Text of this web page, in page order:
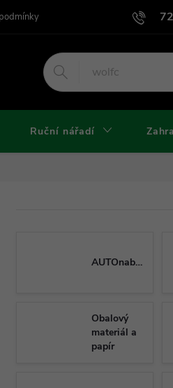
Podmínky užití webu
Ruční nářadí
AUTOnabíječky
Obalový
materiál a
papír